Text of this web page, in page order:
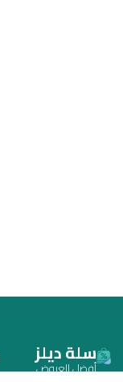
سلة ديلز
أفضل العروض